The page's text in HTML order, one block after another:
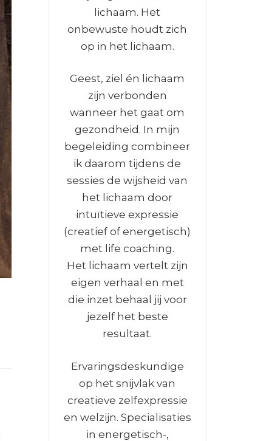
lichaam. Het
onbewuste houdt zich
op in het lichaam.
Geest, ziel én lichaam
zijn verbonden
wanneer het gaat om
gezondheid. In mijn
begeleiding combineer
ik daarom tijdens de
sessies de wijsheid van
het lichaam door
intuïtieve expressie
(creatief of energetisch)
met life coaching.
Het lichaam vertelt zijn
eigen verhaal en met
die inzet behaal jij voor
jezelf het beste
resultaat.
Ervaringsdeskundige
op het snijvlak van
creatieve zelfexpressie
en welzijn. Specialisaties
in energetisch-,